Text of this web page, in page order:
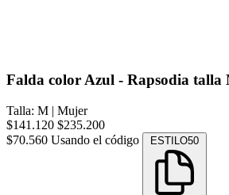
Falda color Azul - Rapsodia talla
Talla: M | Mujer
$141.120 $235.200
$70.560 Usando el código ESTILO50